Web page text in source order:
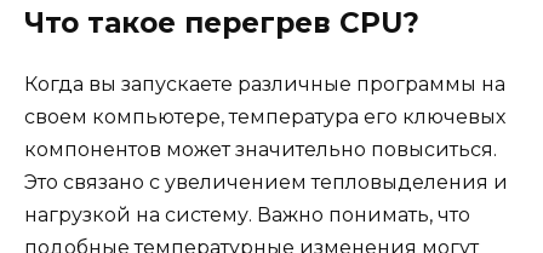
Что такое перегрев CPU?
Когда вы запускаете различные программы на
своем компьютере, температура его ключевых
компонентов может значительно повыситься.
Это связано с увеличением тепловыделения и
нагрузкой на систему. Важно понимать, что
подобные температурные изменения могут